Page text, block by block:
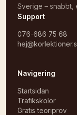
Sverige – snabbt,
Support
076-686 75 68
Navigering
Startsidan
Trafikskolor
Gratis teoriprov